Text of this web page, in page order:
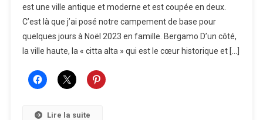
Des
Mille
:
Bergame
est une ville antique et moderne et est coupée en deux.
C’est là que j’ai posé notre campement de base pour
quelques jours à Noël 2023 en famille. Bergamo D’un côté,
la ville haute, la « citta alta » qui est le cœur historique et […]
Lire la suite